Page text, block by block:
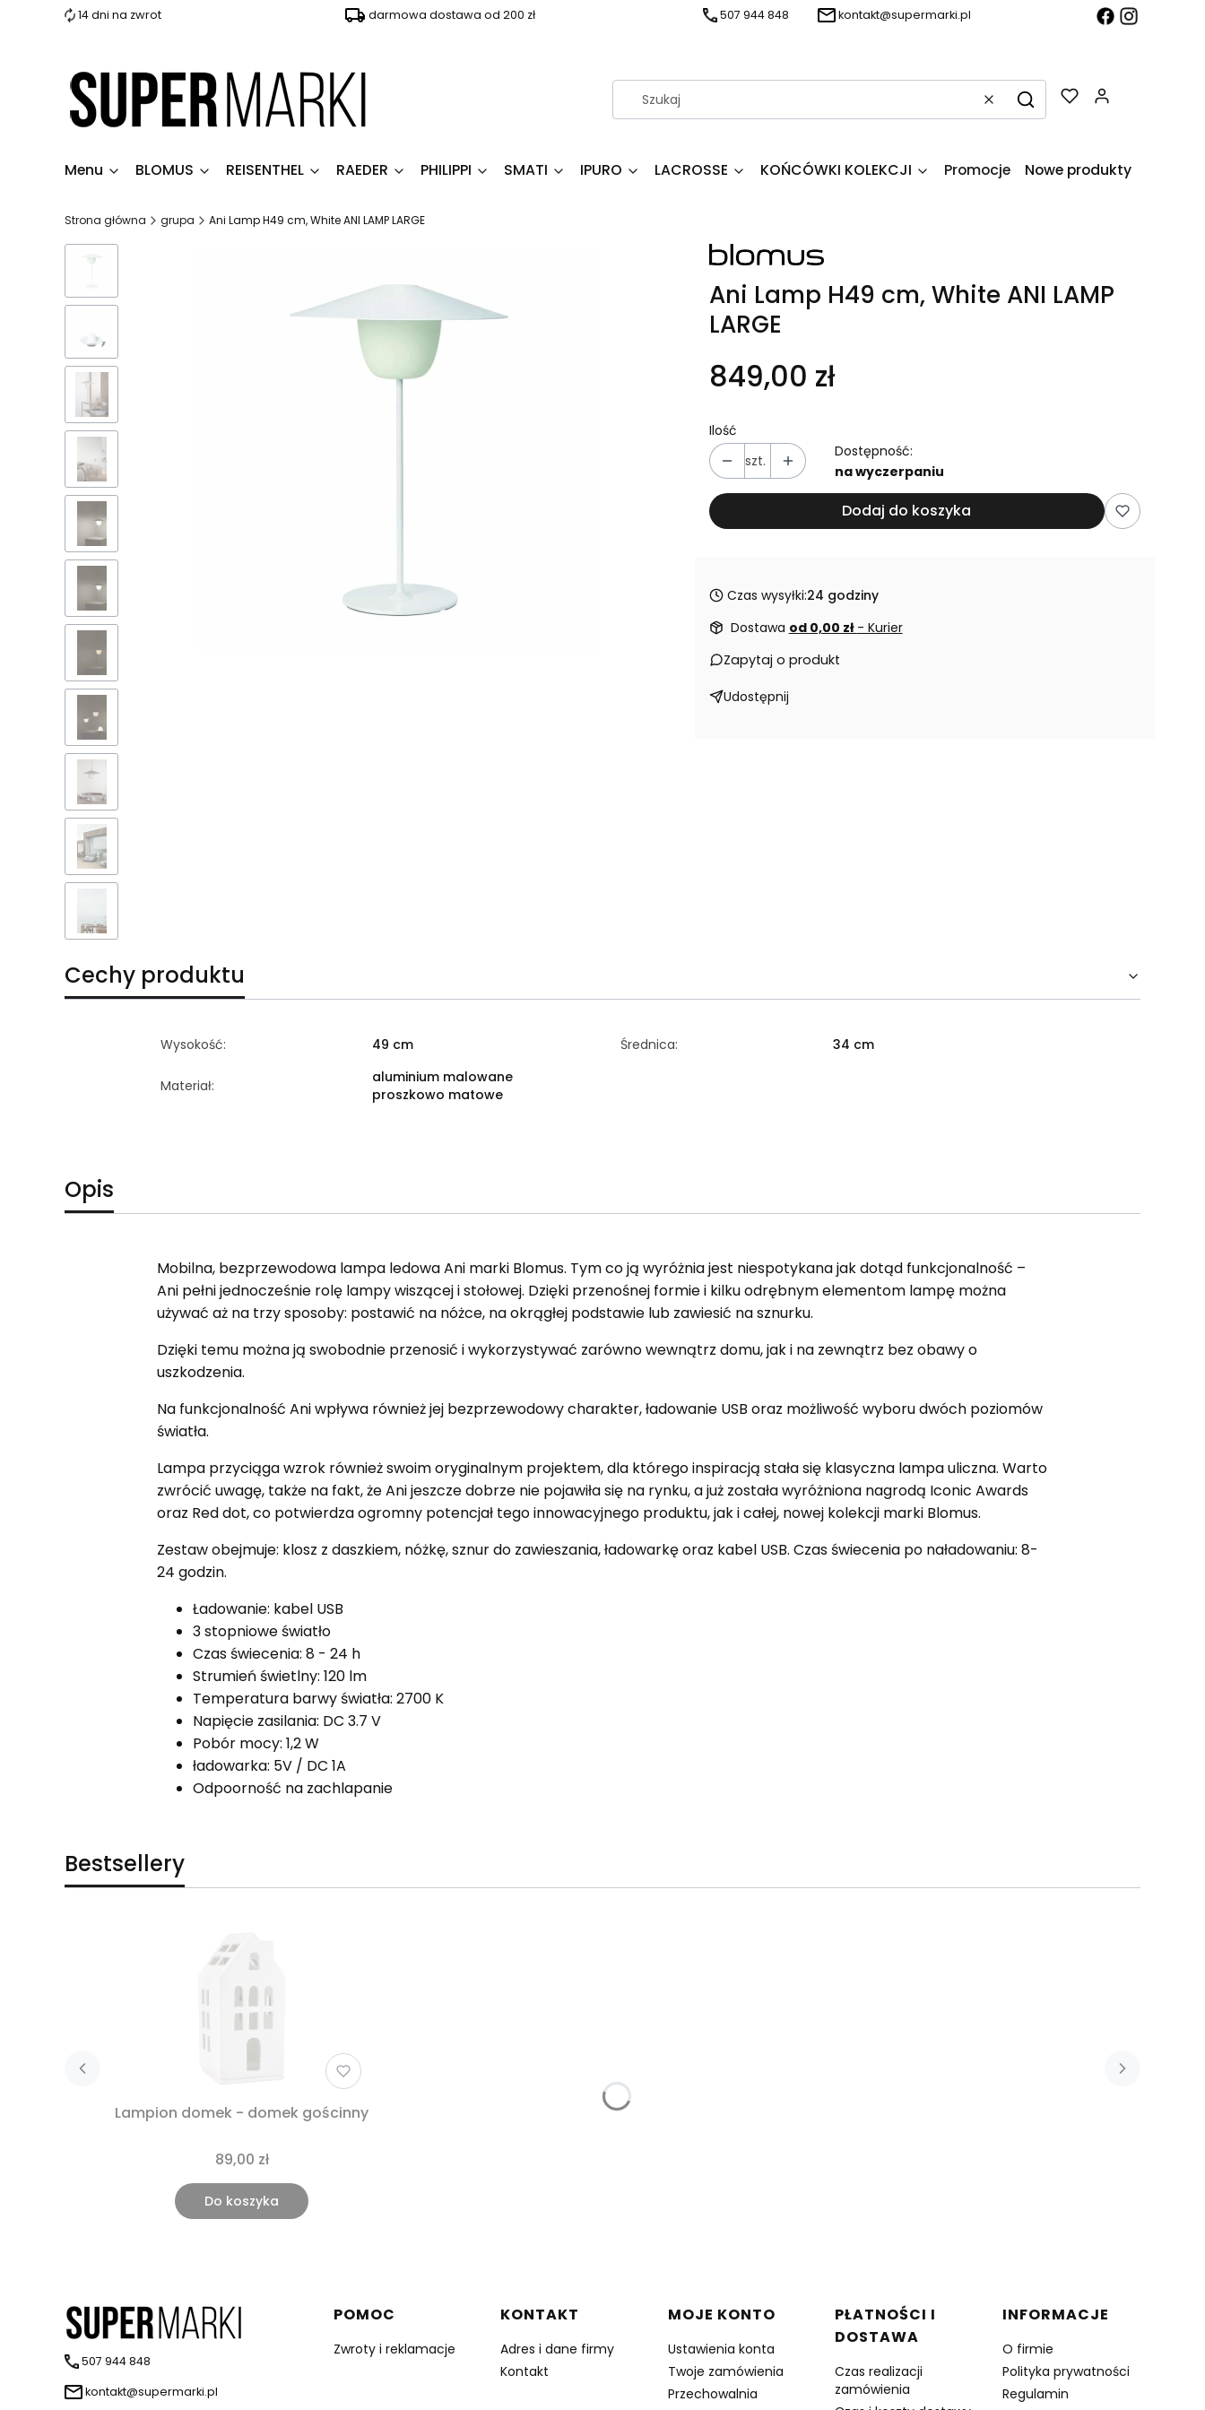
14 dni na zwrot darmowa dostawa od 200 zł 507 944 848 kontakt@supermarki.pl
WyczyśćSzukaj
Menu BLOMUS REISENTHEL RAEDER PHILIPPI SMATI IPURO LACROSSE KOŃCÓWKI KOLEKCJI Promocje Nowe produkty
Strona główna grupa Ani Lamp H49 cm, White ANI LAMP LARGE
Ani Lamp H49 cm, White ANI LAMP
LARGE
849,00 zł
Ilość
szt.
Dostępność:
na wyczerpaniu
Dodaj do koszyka
Czas wysyłki:24 godziny
Dostawa od 0,00 zł - Kurier
Zapytaj o produkt
Udostępnij
Cechy produktu
Wysokość: 49 cm Średnica: 34 cm
Materiał:
aluminium malowane
proszkowo matowe
Opis
Mobilna, bezprzewodowa lampa ledowa Ani marki Blomus. Tym co ją wyróżnia jest niespotykana jak dotąd funkcjonalność –
Ani pełni jednocześnie rolę lampy wiszącej i stołowej. Dzięki przenośnej formie i kilku odrębnym elementom lampę można
używać aż na trzy sposoby: postawić na nóżce, na okrągłej podstawie lub zawiesić na sznurku.
Dzięki temu można ją swobodnie przenosić i wykorzystywać zarówno wewnątrz domu, jak i na zewnątrz bez obawy o
uszkodzenia.
Na funkcjonalność Ani wpływa również jej bezprzewodowy charakter, ładowanie USB oraz możliwość wyboru dwóch poziomów
światła.
Lampa przyciąga wzrok również swoim oryginalnym projektem, dla którego inspiracją stała się klasyczna lampa uliczna. Warto
zwrócić uwagę, także na fakt, że Ani jeszcze dobrze nie pojawiła się na rynku, a już została wyróżniona nagrodą Iconic Awards
oraz Red dot, co potwierdza ogromny potencjał tego innowacyjnego produktu, jak i całej, nowej kolekcji marki Blomus.
Zestaw obejmuje: klosz z daszkiem, nóżkę, sznur do zawieszania, ładowarkę oraz kabel USB. Czas świecenia po naładowaniu: 8-
24 godzin.
Ładowanie: kabel USB
3 stopniowe światło
Czas świecenia: 8 - 24 h
Strumień świetlny: 120 lm
Temperatura barwy światła: 2700 K
Napięcie zasilania: DC 3.7 V
Pobór mocy: 1,2 W
ładowarka: 5V / DC 1A
Odpoorność na zachlapanie
Bestsellery
Lampion domek - domek gościnny
89,00 zł
Do koszyka
507 944 848
kontakt@supermarki.pl
Linki w stopce
POMOC
Zwroty i reklamacje
KONTAKT
Adres i dane firmy
Kontakt
MOJE KONTO
Ustawienia konta
Twoje zamówienia
Przechowalnia
PŁATNOŚCI I
DOSTAWA
Czas realizacji
zamówienia
INFORMACJE
O firmie
Polityka prywatności
Regulamin